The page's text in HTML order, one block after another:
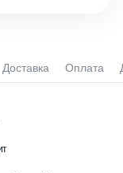
Доставка Оплата